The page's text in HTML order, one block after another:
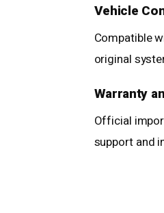
Vehicle
Compatible
original
Warranty
Official
support and